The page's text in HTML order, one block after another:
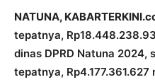
NATUNA,
tepatnya,
dinas DPRD Natuna 2024,
tepatnya, Rp4.177.361.627